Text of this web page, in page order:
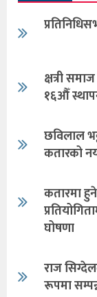
क्षत्री
१६औँ
छविलाल
कतारको
कतारमा
घोषणा
राज
रूपमा